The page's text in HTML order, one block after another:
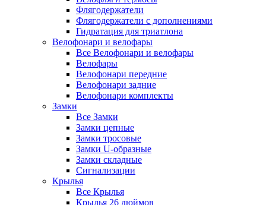
Флягодержатели
Флягодержатели с дополнениями
Гидратация для триатлона
Велофонари и велофары
Все Велофонари и велофары
Велофары
Велофонари передние
Велофонари задние
Велофонари комплекты
Замки
Все Замки
Замки цепные
Замки тросовые
Замки U-образные
Замки складные
Сигнализации
Крылья
Все Крылья
Крылья 26 дюймов